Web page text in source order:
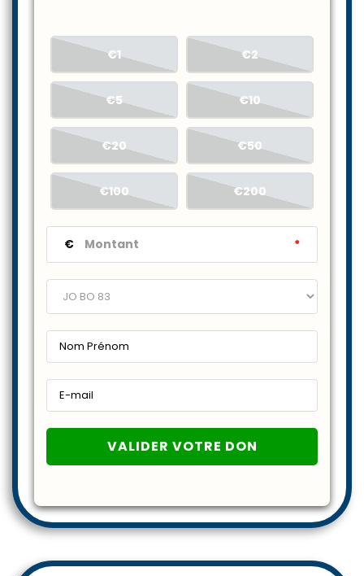
€1 €2
€5 €10
€20 €50
€100 €200
€ *